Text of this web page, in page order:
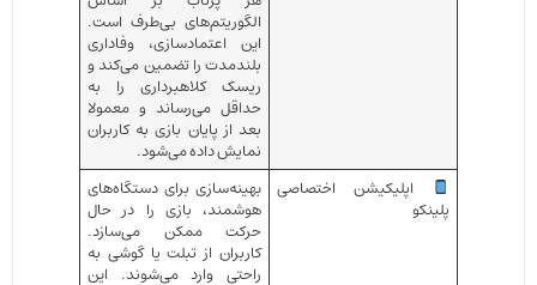
الگوریتم‌های بی‌طرف است.
این اعتمادسازی، وفاداری
بلندمدت را تضمین می‌کند و
ریسک کلاهبرداری را به
حداقل می‌رساند و معمولا
بعد از پایان بازی به کاربران
نمایش داده می‌شود.
اپلیکیشن اختصاصی
پلینکو
بهینه‌سازی برای دستگاه‌های
هوشمند، بازی را در حال
حرکت ممکن می‌سازد.
کاربران از تبلت یا گوشی به
راحتی وارد می‌شوند. این